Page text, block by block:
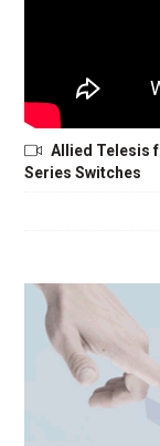
Allied Telesis
Series Switches